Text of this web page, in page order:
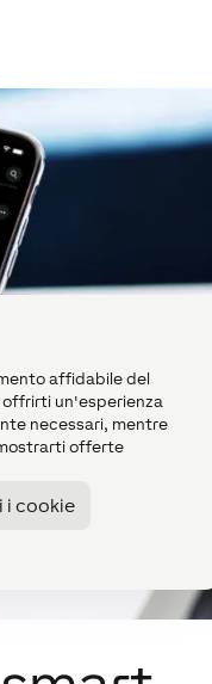
affidabile del
un'esperienza
necessari, mentre
offerte
i cookie